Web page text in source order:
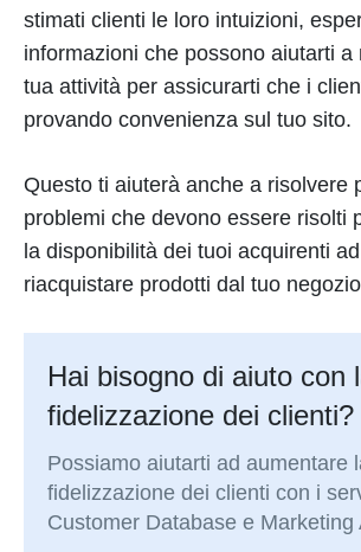
stimati clienti le loro intuizioni,
informazioni che possono aiutarti a
tua attività per assicurarti che i
provando convenienza sul tuo sito.
Questo ti aiuterà anche a risolvere
problemi che devono essere risolti
la disponibilità dei tuoi acquirenti
riacquistare prodotti dal tuo
Hai bisogno di aiuto con
fidelizzazione dei clienti?
Possiamo aiutarti ad aumentare
fidelizzazione dei clienti con i
Customer Database e Marketing